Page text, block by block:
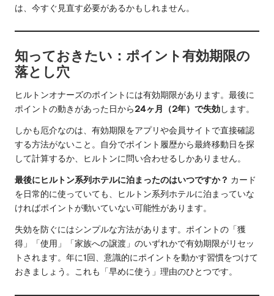
は、今すぐ見直す必要があるかもしれません。
知っておきたい：ポイント有効期限の
落とし穴
ヒルトンオナーズのポイントには有効期限があります。最後に
ポイントの動きがあった日から24ヶ月（2年）で失効します。
しかも厄介なのは、有効期限をアプリや会員サイトで直接確認
する方法がないこと。自分でポイント履歴から最終移動日を探
して計算するか、ヒルトンに問い合わせるしかありません。
最後にヒルトン系列ホテルに泊まったのはいつですか？ カード
を日常的に使っていても、ヒルトン系列ホテルに泊まっていな
ければポイントが動いていない可能性があります。
失効を防ぐにはシンプルな方法があります。ポイントの「獲
得」「使用」「家族への譲渡」のいずれかで有効期限がリセッ
トされます。年に1回、意識的にポイントを動かす習慣をつけて
おきましょう。これも「早めに使う」理由のひとつです。